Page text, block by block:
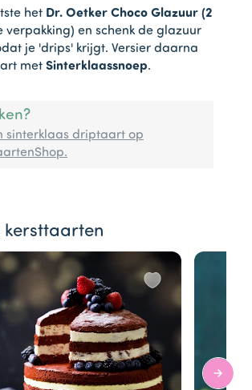
het Dr. Oetker Choco Glazuur (2
verpakking) en schenk de glazuur
je 'drips' krijgt. Versier daarna
met Sinterklaassnoep.
sinterklaas driptaart op
kersttaarten